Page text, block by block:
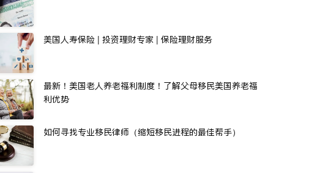
美国人寿保险 | 投资理财专家 | 保险理财服务
最新！美国老人养老福利制度！了解父母移民美国养老福
利优势
如何寻找专业移民律师（缩短移民进程的最佳帮手）